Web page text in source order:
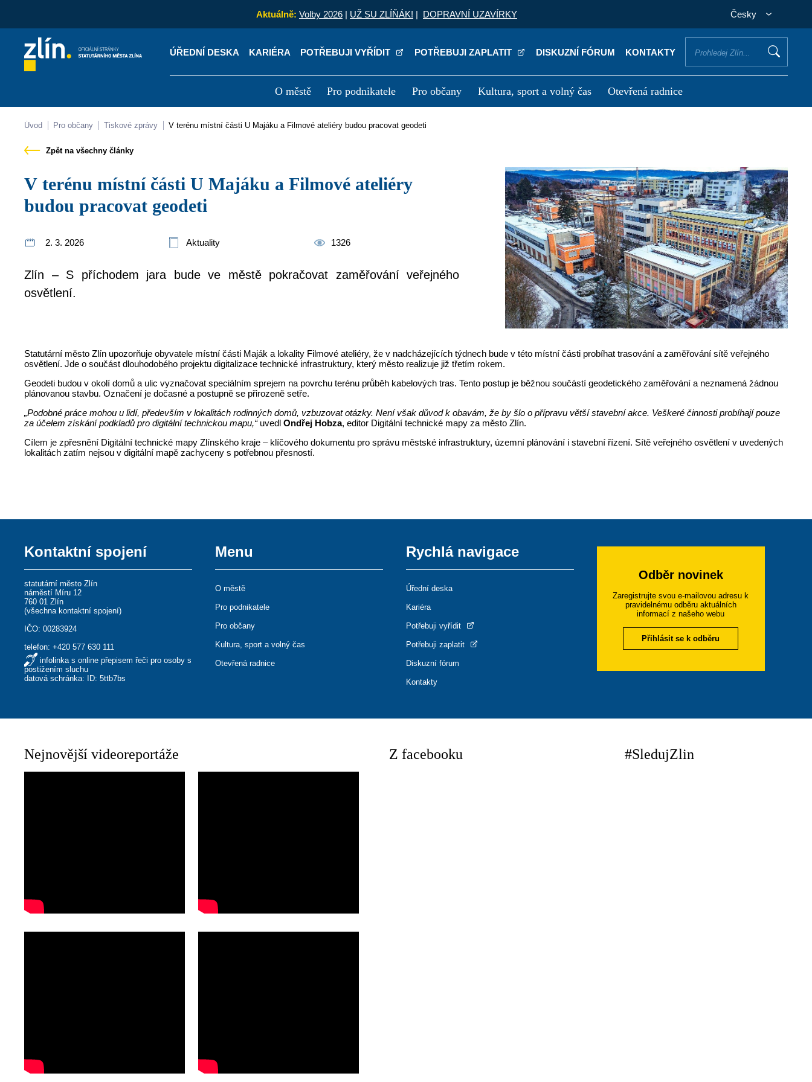
Aktuálně: Volby 2026 | UŽ SU ZLÍŇÁK! | DOPRAVNÍ UZAVÍRKY Česky
ÚŘEDNÍ DESKA KARIÉRA POTŘEBUJI VYŘÍDIT POTŘEBUJI ZAPLATIT DISKUZNÍ FÓRUM KONTAKTY
O městě Pro podnikatele Pro občany Kultura, sport a volný čas Otevřená radnice
Kontakty Úřední deska Kariéra
Úvod Pro občany Tiskové zprávy V terénu místní části U Majáku a Filmové ateliéry budou pracovat geodeti
Zpět na všechny články
V terénu místní části U Majáku a Filmové ateliéry
budou pracovat geodeti
2. 3. 2026 Aktuality 1326
Zlín – S příchodem jara bude ve městě pokračovat zaměřování veřejného
osvětlení.
Statutární město Zlín upozorňuje obyvatele místní části Maják a lokality Filmové ateliéry, že v nadcházejících týdnech bude v této místní části probíhat trasování a zaměřování sítě veřejného
osvětlení. Jde o součást dlouhodobého projektu digitalizace technické infrastruktury, který město realizuje již třetím rokem.
Geodeti budou v okolí domů a ulic vyznačovat speciálním sprejem na povrchu terénu průběh kabelových tras. Tento postup je běžnou součástí geodetického zaměřování a neznamená žádnou
plánovanou stavbu. Označení je dočasné a postupně se přirozeně setře.
„Podobné práce mohou u lidí, především v lokalitách rodinných domů, vzbuzovat otázky. Není však důvod k obavám, že by šlo o přípravu větší stavební akce. Veškeré činnosti probíhají pouze
za účelem získání podkladů pro digitální technickou mapu,“uvedlOndřej Hobza, editor Digitální technické mapy za město Zlín.
Cílem je zpřesnění Digitální technické mapy Zlínského kraje – klíčového dokumentu pro správu městské infrastruktury, územní plánování i stavební řízení. Sítě veřejného osvětlení v uvedených
lokalitách zatím nejsou v digitální mapě zachyceny s potřebnou přesností.
Kontaktní spojení
statutární město Zlín
náměstí Míru 12
760 01 Zlín
(všechna kontaktní spojení)
IČO: 00283924
telefon:+420 577 630 111
infolinka s online přepisem řeči pro osoby s
postižením sluchu
datová schránka: ID: 5ttb7bs
Menu
O městě
Pro podnikatele
Pro občany
Kultura, sport a volný čas
Otevřená radnice
Rychlá navigace
Úřední deska
Kariéra
Potřebuji vyřídit
Potřebuji zaplatit
Diskuzní fórum
Kontakty
Odběr novinek
Zaregistrujte svou e-mailovou adresu k
pravidelnému odběru aktuálních
informací z našeho webu
Přihlásit se k odběru
Nejnovější videoreportáže Z facebooku #SledujZlin